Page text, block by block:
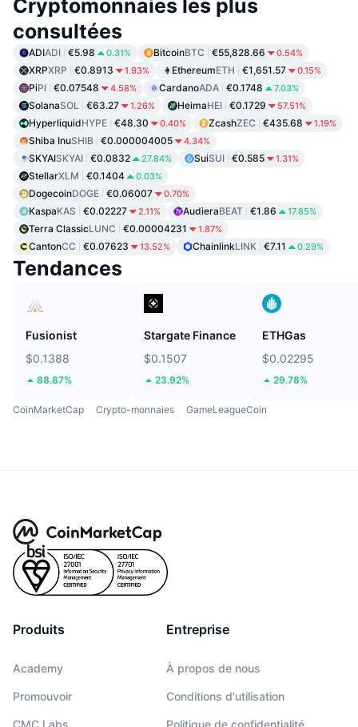
Cryptomonnaies les plus
consultées
ADIADI €5.98 0.31% BitcoinBTC €55,828.66 0.54%
XRPXRP €0.8913 1.93% EthereumETH €1,651.57 0.15%
PiPI €0.07548 4.58% CardanoADA €0.1748 7.03%
SolanaSOL €63.27 1.26% HeimaHEI €0.1729 57.51%
HyperliquidHYPE €48.30 0.40% ZcashZEC €435.68 1.19%
Shiba InuSHIB €0.000004005 4.34%
SKYAISKYAI €0.0832 27.84% SuiSUI €0.585 1.31%
StellarXLM €0.1404 0.03%
DogecoinDOGE €0.06007 0.70%
KaspaKAS €0.02227 2.11% AudieraBEAT €1.86 17.85%
Terra ClassicLUNC €0.00004231 1.87%
CantonCC €0.07623 13.52% ChainlinkLINK €7.11 0.29%
Tendances
Fusionist
$0.1388
88.87%
Stargate Finance
$0.1507
23.92%
ETHGas
$0.02295
29.78%
CoinMarketCap Crypto-monnaies GameLeagueCoin
Produits
Academy
Promouvoir
CMC Labs
Entreprise
À propos de nous
Conditions d'utilisation
Politique de confidentialité